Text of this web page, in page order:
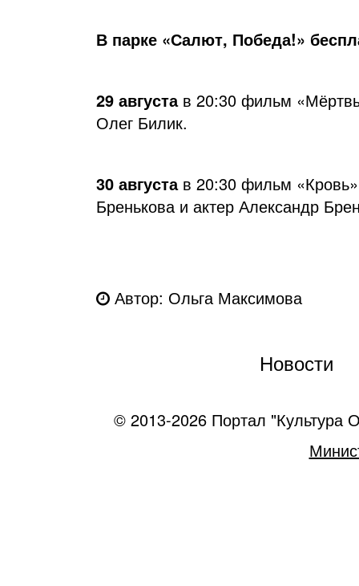
В парке «Салют, Победа!»
29 августав 20:30 фильм
Олег Билик.
30 августав 20:30 фильм
Бренькова и актер Александр
Автор: Ольга Максимова
Новости
© 2013-2026 Портал "Культура